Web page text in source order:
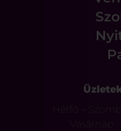
Hétfő –
Vasárnap